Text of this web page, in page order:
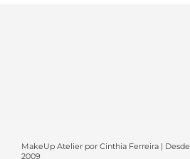
MakeUp Atelier por Cinthia Ferreira | Desde
2009